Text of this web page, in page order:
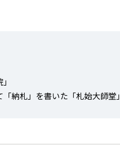
納札」を書いた「札始大師堂」